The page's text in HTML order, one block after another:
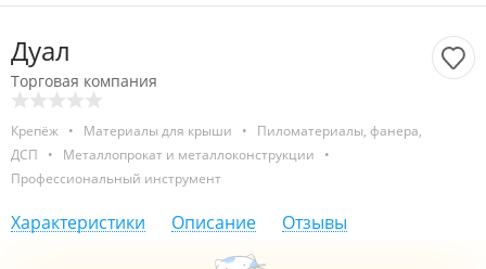
Дуал
Торговая компания
Крепёж • Материалы для крыши •
Пиломатериалы, фанера,
ДСП
• Металлопрокат и металлоконструкции
•
Профессиональный инструмент
Характеристики Описание Отзывы